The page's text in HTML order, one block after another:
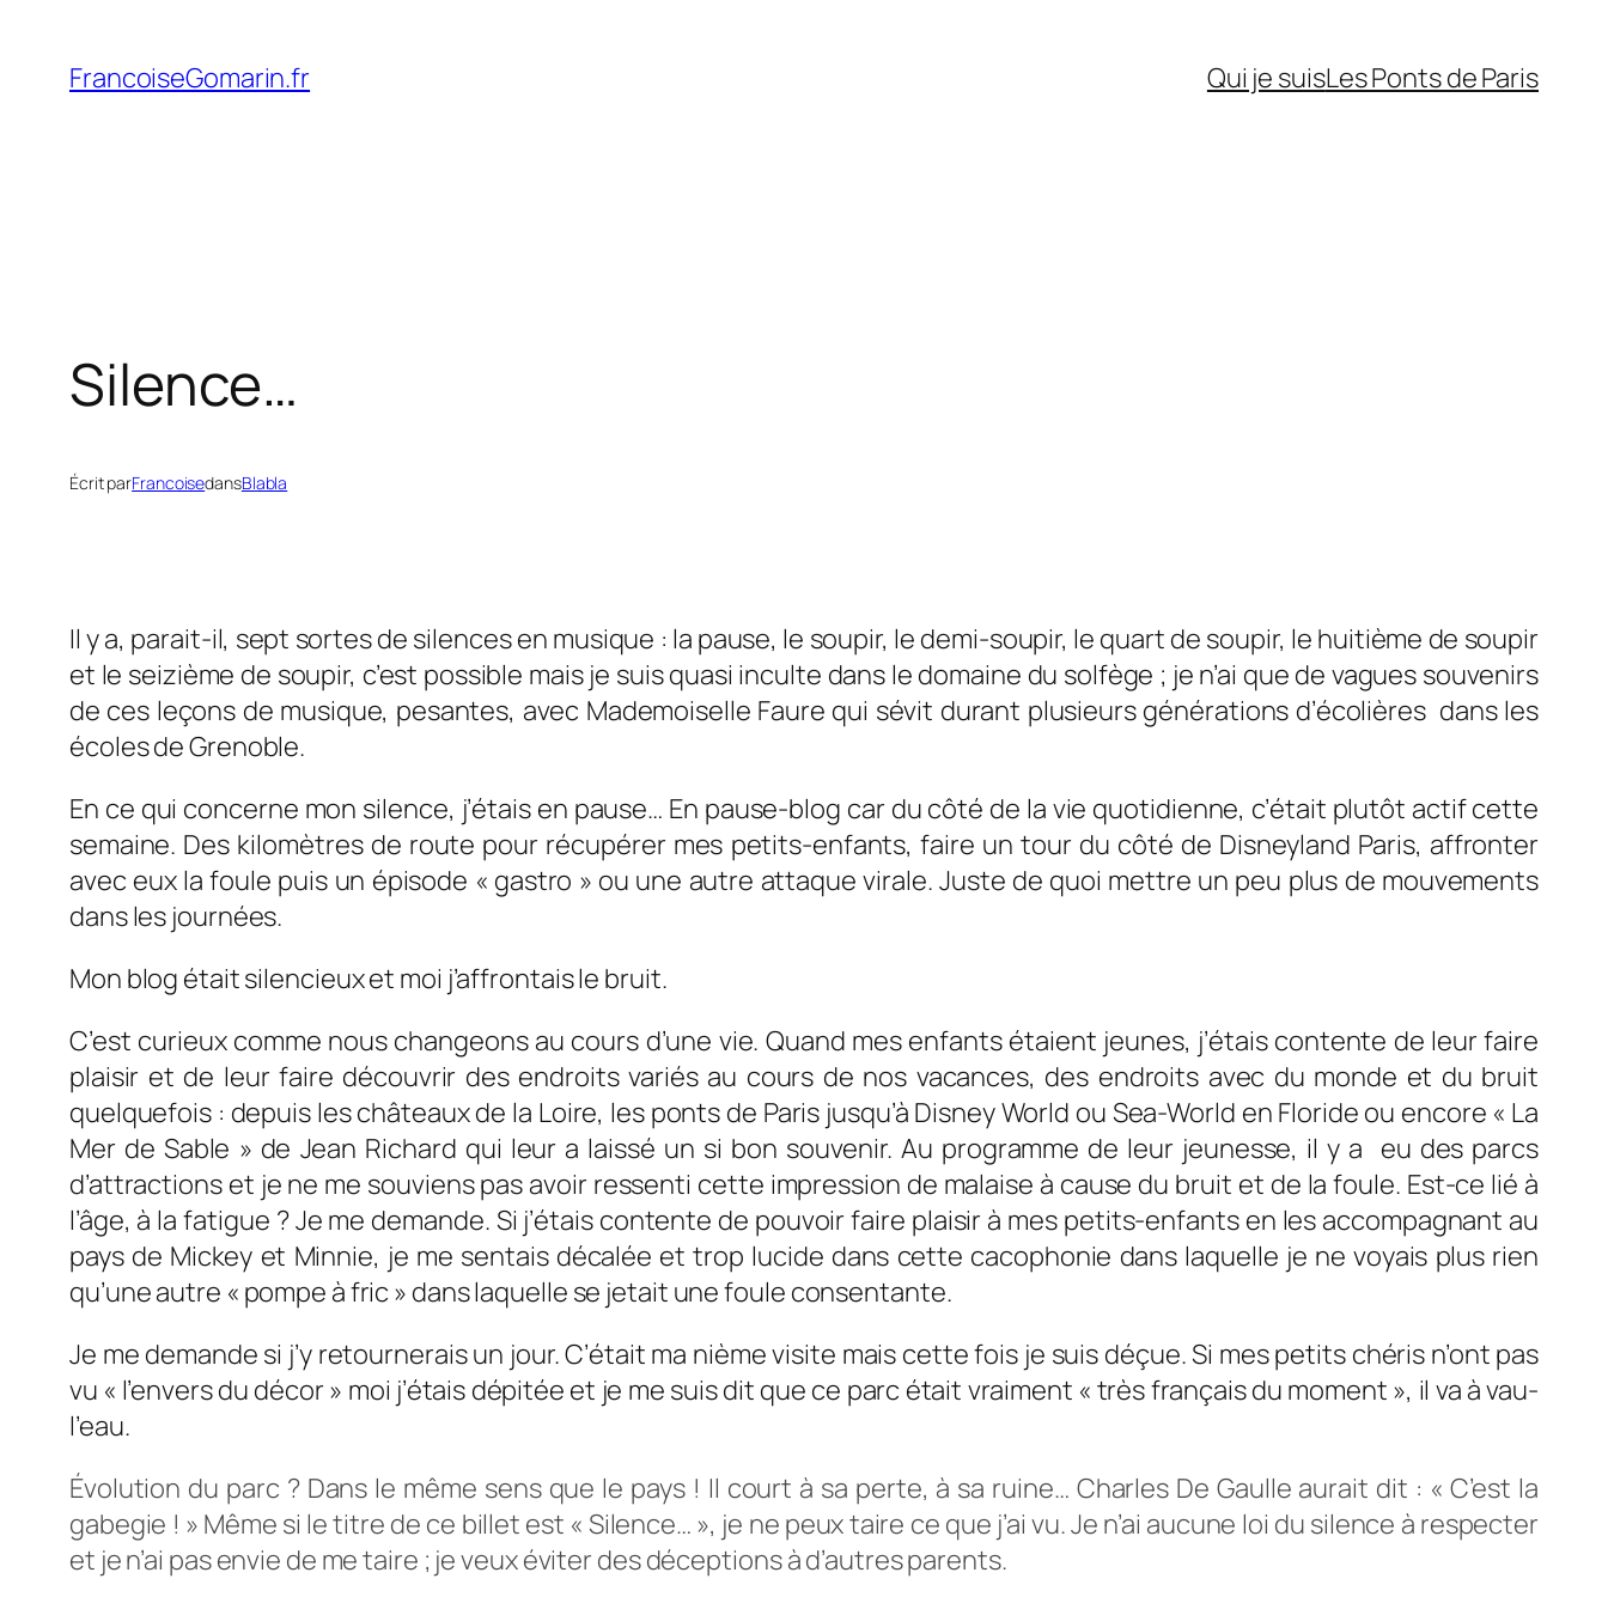
contenu
FrancoiseGomarin.fr Qui je suisLes Ponts de Paris
Silence…
Écrit parFrancoisedansBlabla
Il y a, parait-il, sept sortes de silences en musique : la pause, le soupir, le demi-soupir, le quart de soupir, le huitième de soupir
et le seizième de soupir, c’est possible mais je suis quasi inculte dans le domaine du solfège ; je n’ai que de vagues souvenirs
de ces leçons de musique, pesantes, avec Mademoiselle Faure qui sévit durant plusieurs générations d’écolières dans les
écoles de Grenoble.
En ce qui concerne mon silence, j’étais en pause… En pause-blog car du côté de la vie quotidienne, c’était plutôt actif cette
semaine. Des kilomètres de route pour récupérer mes petits-enfants, faire un tour du côté de Disneyland Paris, affronter
avec eux la foule puis un épisode « gastro » ou une autre attaque virale. Juste de quoi mettre un peu plus de mouvements
dans les journées.
Mon blog était silencieux et moi j’affrontais le bruit.
C’est curieux comme nous changeons au cours d’une vie. Quand mes enfants étaient jeunes, j’étais contente de leur faire
plaisir et de leur faire découvrir des endroits variés au cours de nos vacances, des endroits avec du monde et du bruit
quelquefois : depuis les châteaux de la Loire, les ponts de Paris jusqu’à Disney World ou Sea-World en Floride ou encore « La
Mer de Sable » de Jean Richard qui leur a laissé un si bon souvenir. Au programme de leur jeunesse, il y a eu des parcs
d’attractions et je ne me souviens pas avoir ressenti cette impression de malaise à cause du bruit et de la foule. Est-ce lié à
l’âge, à la fatigue ? Je me demande. Si j’étais contente de pouvoir faire plaisir à mes petits-enfants en les accompagnant au
pays de Mickey et Minnie, je me sentais décalée et trop lucide dans cette cacophonie dans laquelle je ne voyais plus rien
qu’une autre « pompe à fric » dans laquelle se jetait une foule consentante.
Je me demande si j’y retournerais un jour. C’était ma nième visite mais cette fois je suis déçue. Si mes petits chéris n’ont pas
vu « l’envers du décor » moi j’étais dépitée et je me suis dit que ce parc était vraiment « très français du moment », il va à vau-
l’eau.
Évolution du parc ? Dans le même sens que le pays ! Il court à sa perte, à sa ruine… Charles De Gaulle aurait dit : « C’est la
gabegie ! » Même si le titre de ce billet est « Silence… », je ne peux taire ce que j’ai vu. Je n’ai aucune loi du silence à respecter
et je n’ai pas envie de me taire ; je veux éviter des déceptions à d’autres parents.